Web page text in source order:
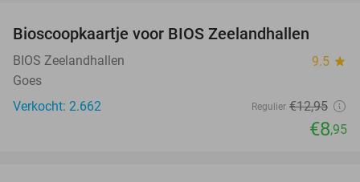
Bioscoopkaartje voor BIOS Zeelandhallen
BIOS Zeelandhallen 9.5 star
Goes
Verkocht: 2.662
Regulier €12,95
€8,95